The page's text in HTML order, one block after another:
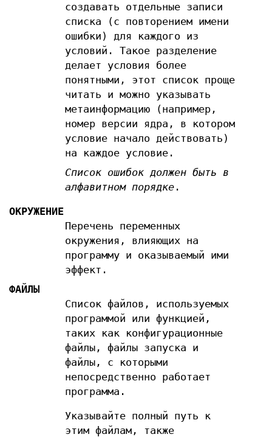
создавать отдельные записи
списка (с повторением имени
ошибки) для каждого из
условий. Такое разделение
делает условия более
понятными, этот список проще
читать и можно указывать
метаинформацию (например,
номер версии ядра, в котором
условие начало действовать)
на каждое условие.
Список ошибок должен быть в
алфавитном порядке.
ОКРУЖЕНИЕ
Перечень переменных
окружения, влияющих на
программу и оказываемый ими
эффект.
ФАЙЛЫ
Список файлов, используемых
программой или функцией,
таких как конфигурационные
файлы, файлы запуска и
файлы, с которыми
непосредственно работает
программа.
Указывайте полный путь к
этим файлам, также